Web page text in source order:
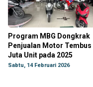
Program MBG Dongkrak
Penjualan Motor Tembus
Juta Unit pada 2025
Sabtu, 14 Februari 2026